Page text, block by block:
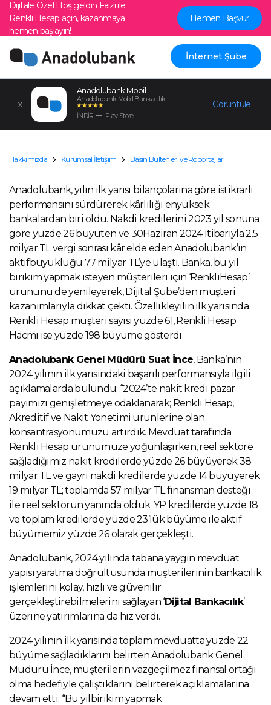
Dijitale Özel Hoş geldin Faizi ile
Renkli Hesap açın, kazanmaya
hemen başlayın!
Hemen Başvur
Anadolubank Mobil
Anadolubank Mobil Bankacılık
İNDİR
Play Store
Görüntüle
İnternet Şube
Hakkımızda Kurumsal İletişim Basın Bültenleri ve Röportajlar
Anadolubank, yılın ilk yarısı bilançolarına göre istikrarlı
performansını sürdürerek kârlılığı enyüksek
bankalardan biri oldu. Nakdi kredilerini 2023 yıl sonuna
göre yüzde 26 büyüten ve 30Haziran 2024 itibarıyla 2.5
milyar TL vergi sonrası kâr elde eden Anadolubank’ın
aktifbüyüklüğü 77 milyar TL’ye ulaştı. Banka, bu yıl
birikim yapmak isteyen müşterileri için ‘RenkliHesap’
ürününü de yenileyerek, Dijital Şube’den müşteri
kazanımlarıyla dikkat çekti. Özellikleyılın ilk yarısında
Renkli Hesap müşteri sayısı yüzde 61, Renkli Hesap
Hacmi ise yüzde 198 büyüme gösterdi.
Anadolubank Genel Müdürü Suat İnce, Banka’nın
2024 yılının ilk yarısındaki başarılı performansıyla ilgili
açıklamalarda bulundu; “2024’te nakit kredi pazar
payımızı genişletmeye odaklanarak; Renkli Hesap,
Akreditif ve Nakit Yönetimi ürünlerine olan
konsantrasyonumuzu artırdık. Mevduat tarafında
Renkli Hesap ürünümüze yoğunlaşırken, reel sektöre
sağladığımız nakit kredilerde yüzde 26 büyüyerek 38
milyar TL ve gayri nakdi kredilerde yüzde 14 büyüyerek
19 milyar TL; toplamda 57 milyar TL finansman desteği
ile reel sektörün yanında olduk. YP kredilerde yüzde 18
ve toplam kredilerde yüzde 23’lük büyüme ile aktif
büyümemiz yüzde 26 olarak gerçekleşti.
Anadolubank, 2024 yılında tabana yaygın mevduat
yapısı yaratma doğrultusunda müşterilerinin bankacılık
işlemlerini kolay, hızlı ve güvenilir
gerçekleştirebilmelerini sağlayan ‘Dijital Bankacılık’
üzerine yatırımlarına da hız verdi.
2024 yılının ilk yarısında toplam mevduatta yüzde 22
büyüme sağladıklarını belirten Anadolubank Genel
Müdürü İnce, müşterilerin vazgeçilmez finansal ortağı
olma hedefiyle çalıştıklarını belirterek açıklamalarına
devam etti; “Bu yılbirikim yapmak